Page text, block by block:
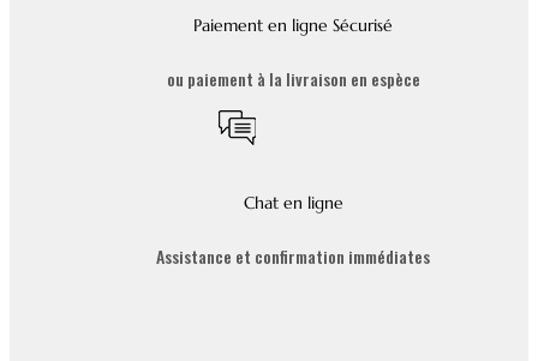
Paiement en ligne Sécurisé
ou paiement à la livraison en espèce
Chat en ligne
Assistance et confirmation immédiates